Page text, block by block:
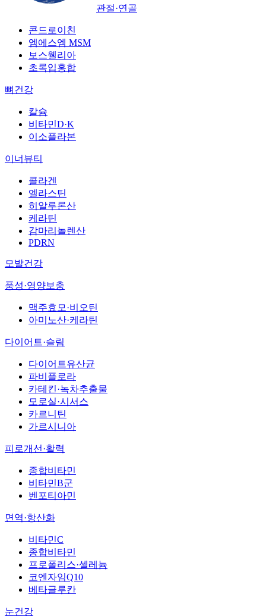
관절·연골
콘드로이친
엠에스엠 MSM
보스웰리아
초록입홍합
뼈건강
칼슘
비타민D·K
이소플라본
이너뷰티
콜라겐
엘라스틴
히알루론산
케라틴
감마리놀렌산
PDRN
모발건강
풍성·영양보충
맥주효모·비오틴
아미노산·케라틴
다이어트·슬림
다이어트유산균
파비플로라
카테킨·녹차추출물
모로실·시서스
카르니틴
가르시니아
피로개선·활력
종합비타민
비타민B군
벤포티아민
면역·항산화
비타민C
종합비타민
프로폴리스·셀레늄
코엔자임Q10
베타글루칸
눈건강